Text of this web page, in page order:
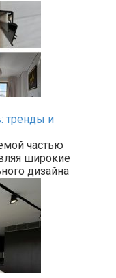
тренды и
частью
широкие
дизайна